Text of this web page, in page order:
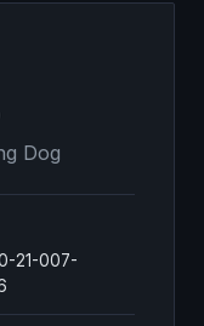
Dog
21-007-